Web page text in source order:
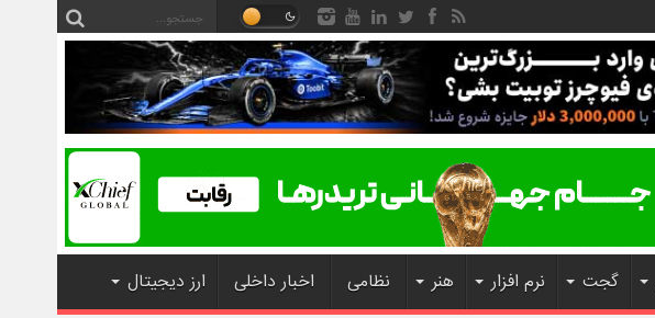
گجت نرم افزار هنر نظامی اخبار داخلی ارز دیجیتال